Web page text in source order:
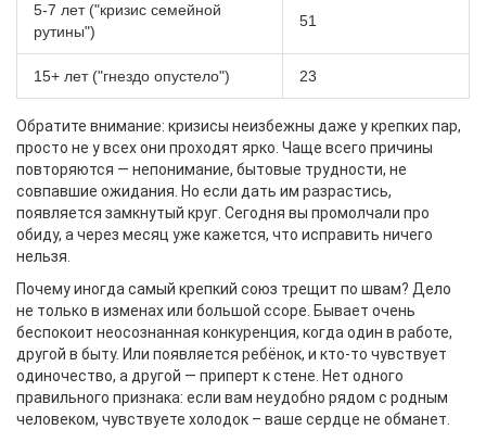
5-7 лет ("кризис семейной
рутины")
51
15+ лет ("гнездо опустело") 23
Обратите внимание: кризисы неизбежны даже у крепких пар,
просто не у всех они проходят ярко. Чаще всего причины
повторяются — непонимание, бытовые трудности, не
совпавшие ожидания. Но если дать им разрастись,
появляется замкнутый круг. Сегодня вы промолчали про
обиду, а через месяц уже кажется, что исправить ничего
нельзя.
Почему иногда самый крепкий союз трещит по швам? Дело
не только в изменах или большой ссоре. Бывает очень
беспокоит неосознанная конкуренция, когда один в работе,
другой в быту. Или появляется ребёнок, и кто-то чувствует
одиночество, а другой — приперт к стене. Нет одного
правильного признака: если вам неудобно рядом с родным
человеком, чувствуете холодок – ваше сердце не обманет.